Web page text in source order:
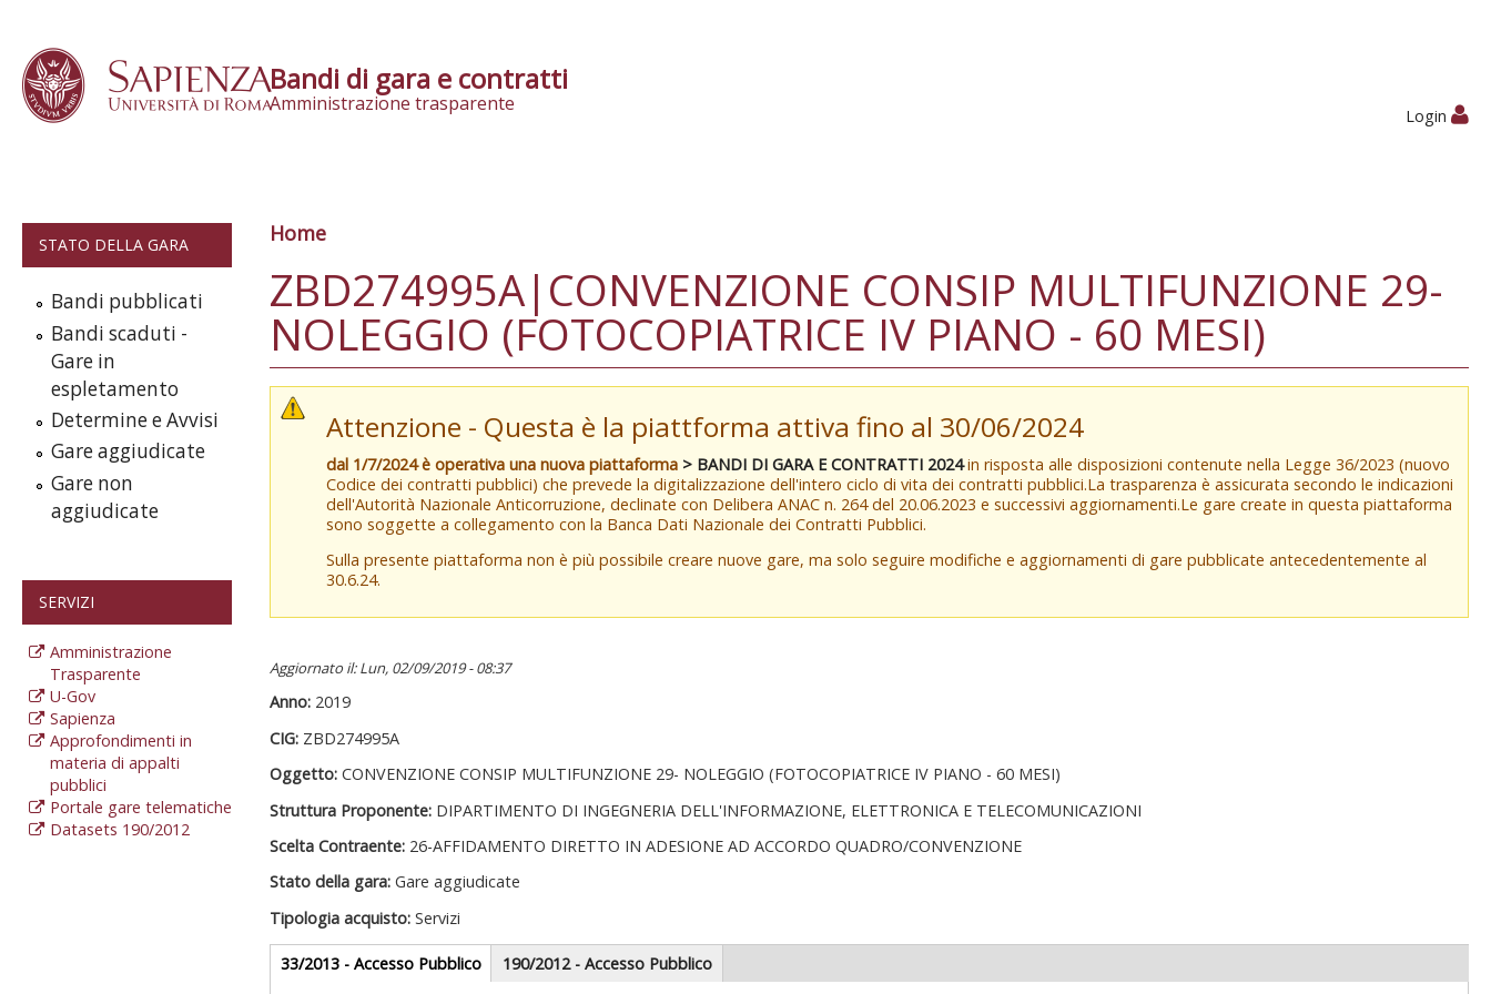
Bandi di gara e contratti
Amministrazione trasparente
Login
STATO DELLA GARA
Bandi pubblicati
Bandi scaduti -
Gare in
espletamento
Determine e Avvisi
Gare aggiudicate
Gare non
aggiudicate
SERVIZI
Amministrazione
Trasparente
U-Gov
Sapienza
Approfondimenti in
materia di appalti
pubblici
Portale gare telematiche
Datasets 190/2012
Tu sei qui
Home
ZBD274995A|CONVENZIONE CONSIP MULTIFUNZIONE 29-
NOLEGGIO (FOTOCOPIATRICE IV PIANO - 60 MESI)
Attenzione - Questa è la piattforma attiva fino al 30/06/2024
dal 1/7/2024 è operativa una nuova piattaforma > BANDI DI GARA E CONTRATTI 2024in risposta alle disposizioni contenute nella Legge 36/2023 (nuovo
Codice dei contratti pubblici) che prevede la digitalizzazione dell'intero ciclo di vita dei contratti pubblici.La trasparenza è assicurata secondo le indicazioni
dell'Autorità Nazionale Anticorruzione, declinate con Delibera ANAC n. 264 del 20.06.2023 e successivi aggiornamenti.Le gare create in questa piattaforma
sono soggette a collegamento con la Banca Dati Nazionale dei Contratti Pubblici.
Sulla presente piattaforma non è più possibile creare nuove gare, ma solo seguire modifiche e aggiornamenti di gare pubblicate antecedentemente al
30.6.24.
Aggiornato il: Lun, 02/09/2019 - 08:37
Anno: 2019
CIG: ZBD274995A
Oggetto: CONVENZIONE CONSIP MULTIFUNZIONE 29- NOLEGGIO (FOTOCOPIATRICE IV PIANO - 60 MESI)
Struttura Proponente: DIPARTIMENTO DI INGEGNERIA DELL'INFORMAZIONE, ELETTRONICA E TELECOMUNICAZIONI
Scelta Contraente: 26-AFFIDAMENTO DIRETTO IN ADESIONE AD ACCORDO QUADRO/CONVENZIONE
Stato della gara: Gare aggiudicate
Tipologia acquisto: Servizi
Gare appalti
33/2013 - Accesso Pubblico(scheda
attiva)
190/2012 - Accesso Pubblico